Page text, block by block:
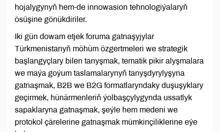
hojalygynyň hem-de innowasion tehnologiýalaryň
ösüşine gönükdiriler.
Iki gün dowam etjek foruma gatnaşyjylar
Türkmenistanyň möhüm özgertmeleri we strategik
başlangyçlary bilen tanyşmak, tematik pikir alyşmalara
we maýa goýum taslamalarynyň tanyşdyrylyşyna
gatnaşmak, B2B we B2G formatlaryndaky duşuşyklary
geçirmek, hünärmenleriň ýolbaşçylygynda ussatlyk
sapaklaryna gatnaşmak, şeýle hem medeni we
protokol çärelerine gatnaşmak mümkinçiliklerine eýe